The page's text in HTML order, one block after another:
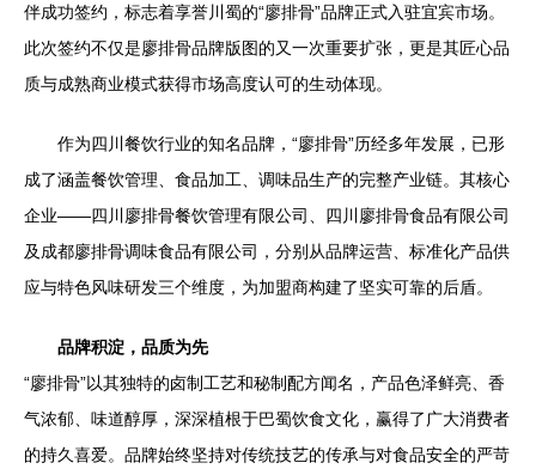
伴成功签约，标志着享誉川蜀的“廖排骨”品牌正式入驻宜宾市场。
此次签约不仅是廖排骨品牌版图的又一次重要扩张，更是其匠心品
质与成熟商业模式获得市场高度认可的生动体现。
作为四川餐饮行业的知名品牌，“廖排骨”历经多年发展，已形
成了涵盖餐饮管理、食品加工、调味品生产的完整产业链。其核心
企业——四川廖排骨餐饮管理有限公司、四川廖排骨食品有限公司
及成都廖排骨调味食品有限公司，分别从品牌运营、标准化产品供
应与特色风味研发三个维度，为加盟商构建了坚实可靠的后盾。
品牌积淀，品质为先
“廖排骨”以其独特的卤制工艺和秘制配方闻名，产品色泽鲜亮、香
气浓郁、味道醇厚，深深植根于巴蜀饮食文化，赢得了广大消费者
的持久喜爱。品牌始终坚持对传统技艺的传承与对食品安全的严苛